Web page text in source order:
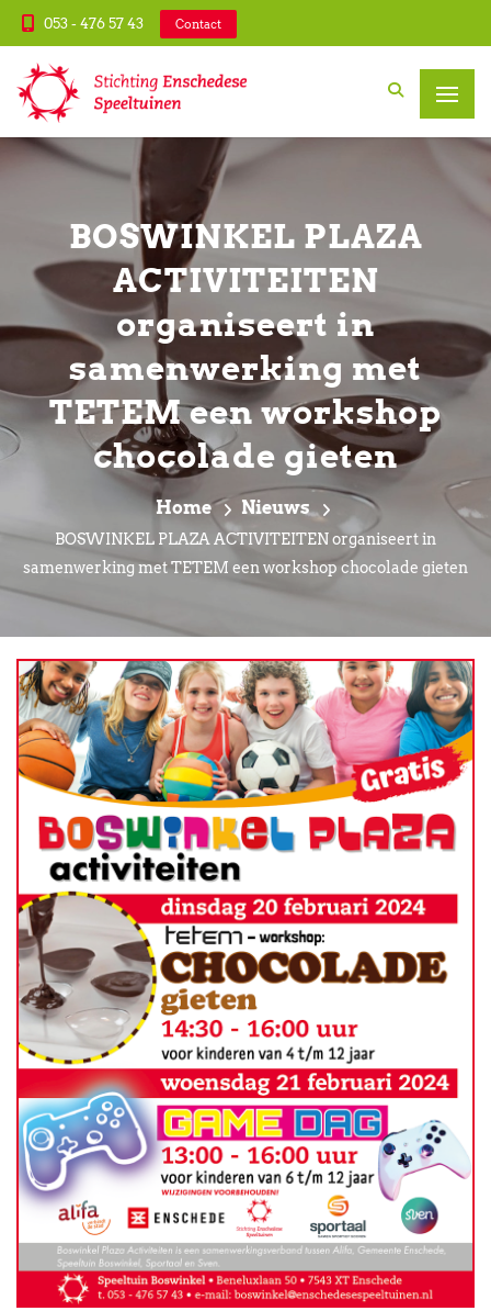
053 - 476 57 43 Contact
BOSWINKEL PLAZA
ACTIVITEITEN
organiseert in
samenwerking met
TETEM een workshop
chocolade gieten
Home Nieuws
BOSWINKEL PLAZA ACTIVITEITEN organiseert in
samenwerking met TETEM een workshop chocolade gieten